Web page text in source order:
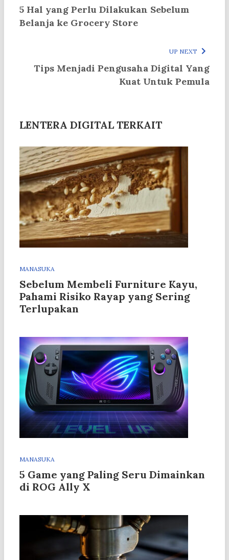
5 Hal yang Perlu Dilakukan Sebelum
Belanja ke Grocery Store
UP NEXT
Tips Menjadi Pengusaha Digital Yang
Kuat Untuk Pemula
LENTERA DIGITAL TERKAIT
MANASUKA
Sebelum Membeli Furniture Kayu,
Pahami Risiko Rayap yang Sering
Terlupakan
MANASUKA
5 Game yang Paling Seru Dimainkan
di ROG Ally X